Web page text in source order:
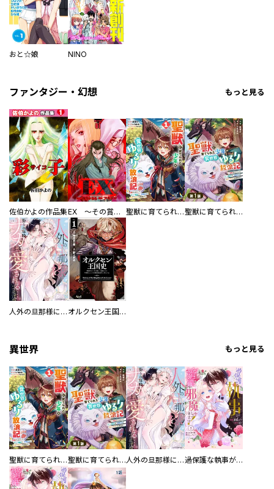
おと☆娘 NINO
ファンタジー・幻想 もっと見る
佐伯かよの作品集 EX ～その賞金稼ぎは、世界の出口を探す～【単行本版】 聖獣に育てられた少年の異世界ゆるり放浪記～神様からもらったチート魔法で、仲間たちとスローライフを満喫中～ 聖獣に育てられた少年の異世界ゆるり放浪記～神様からもらったチート魔法で、仲間たちとスローライフを満喫中～【分冊版】
人外の旦那様に娶られ毎晩ナカまで愛される…。アンソロジー オルクセン王国史
異世界 もっと見る
聖獣に育てられた少年の異世界ゆるり放浪記～神様からもらったチート魔法で、仲間たちとスローライフを満喫中～ 聖獣に育てられた少年の異世界ゆるり放浪記～神様からもらったチート魔法で、仲間たちとスローライフを満喫中～【分冊版】 人外の旦那様に娶られ毎晩ナカまで愛される…。アンソロジー 過保護な執事が私の婚活を邪魔してきます！ 分冊版